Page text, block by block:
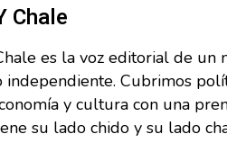
Chale
es la voz editorial de un
independiente. Cubrimos
y cultura con una
su lado chido y su lado